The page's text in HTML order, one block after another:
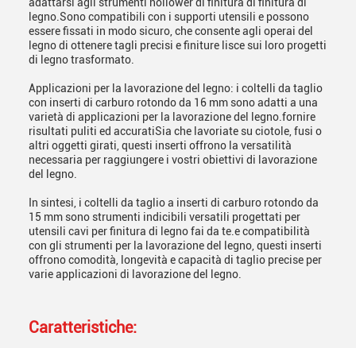
legno.Sono compatibili con i supporti utensili e possono
essere fissati in modo sicuro, che consente agli operai del
legno di ottenere tagli precisi e finiture lisce sui loro progetti
di legno trasformato.
Applicazioni per la lavorazione del legno: i coltelli da taglio
con inserti di carburo rotondo da 16 mm sono adatti a una
varietà di applicazioni per la lavorazione del legno.fornire
risultati puliti ed accuratiSia che lavoriate su ciotole, fusi o
altri oggetti girati, questi inserti offrono la versatilità
necessaria per raggiungere i vostri obiettivi di lavorazione
del legno.
In sintesi, i coltelli da taglio a inserti di carburo rotondo da
15 mm sono strumenti indicibili versatili progettati per
utensili cavi per finitura di legno fai da te.e compatibilità
con gli strumenti per la lavorazione del legno, questi inserti
offrono comodità, longevità e capacità di taglio precise per
varie applicazioni di lavorazione del legno.
Caratteristiche: